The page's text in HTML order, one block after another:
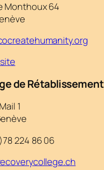
Monthoux 64
de Rétablissement
1
224 86 06